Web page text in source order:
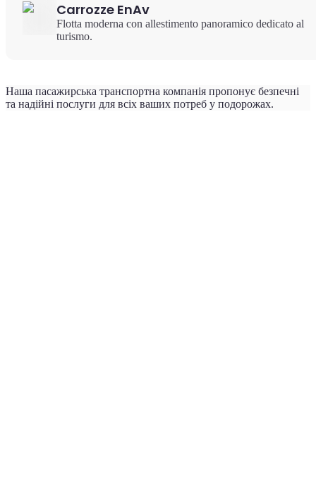
Carrozze EnAv
Flotta moderna con allestimento panoramico dedicato al
turismo.
Наша пасажирська транспортна компанія пропонує безпечні
та надійні послуги для всіх ваших потреб у подорожах.